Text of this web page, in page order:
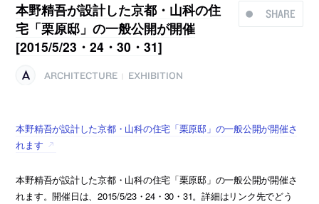
SHARE
本野精吾が設計した京都・山科の住
宅「栗原邸」の一般公開が開催
[2015/5/23・24・30・31]
ARCHITECTURE EXHIBITION
本野精吾が設計した京都・山科の住宅「栗原邸」の一般公開が開催さ
れます
本野精吾が設計した京都・山科の住宅「栗原邸」の一般公開が開催さ
れます。開催日は、2015/5/23・24・30・31。詳細はリンク先でどう